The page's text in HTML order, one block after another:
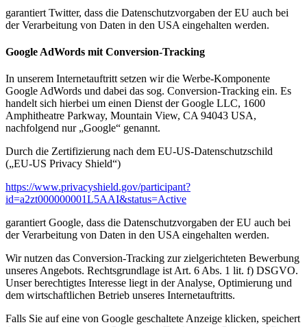
garantiert Twitter, dass die Datenschutzvorgaben der EU auch bei
der Verarbeitung von Daten in den USA eingehalten werden.
Google AdWords mit Conversion-Tracking
In unserem Internetauftritt setzen wir die Werbe-Komponente
Google AdWords und dabei das sog. Conversion-Tracking ein. Es
handelt sich hierbei um einen Dienst der Google LLC, 1600
Amphitheatre Parkway, Mountain View, CA 94043 USA,
nachfolgend nur „Google“ genannt.
Durch die Zertifizierung nach dem EU-US-Datenschutzschild
(„EU-US Privacy Shield“)
https://www.privacyshield.gov/participant?
id=a2zt000000001L5AAI&status=Active
garantiert Google, dass die Datenschutzvorgaben der EU auch bei
der Verarbeitung von Daten in den USA eingehalten werden.
Wir nutzen das Conversion-Tracking zur zielgerichteten Bewerbung
unseres Angebots. Rechtsgrundlage ist Art. 6 Abs. 1 lit. f) DSGVO.
Unser berechtigtes Interesse liegt in der Analyse, Optimierung und
dem wirtschaftlichen Betrieb unseres Internetauftritts.
Falls Sie auf eine von Google geschaltete Anzeige klicken, speichert